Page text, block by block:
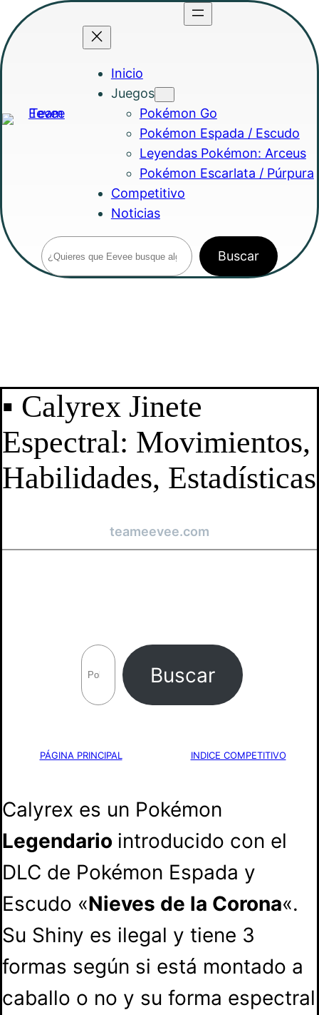
Saltar
contenido
Inicio
Juegos
Pokémon Go
Pokémon Espada / Escudo
Leyendas Pokémon: Arceus
Pokémon Escarlata / Púrpura
Competitivo
Noticias
Buscar
Buscar
▪ Calyrex Jinete
Espectral: Movimientos,
Habilidades, Estadísticas
teameevee.com
r
Buscar
PÁGINA PRINCIPAL INDICE COMPETITIVO
Calyrex es un Pokémon
Legendario introducido con el
DLC de Pokémon Espada y
Escudo «Nieves de la Corona«.
Su Shiny es ilegal y tiene 3
formas según si está montado a
caballo o no y su forma espectral